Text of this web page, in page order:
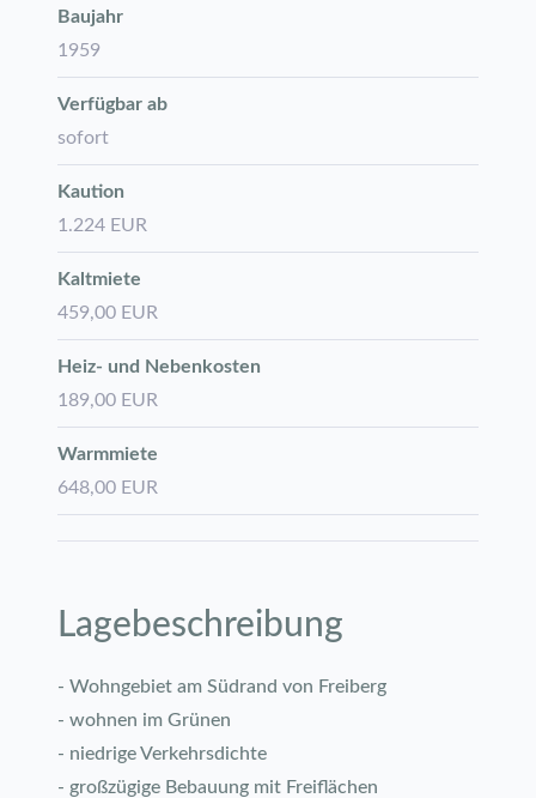
Baujahr
1959
Verfügbar ab
sofort
Kaution
1.224 EUR
Kaltmiete
459,00 EUR
Heiz- und Nebenkosten
189,00 EUR
Warmmiete
648,00 EUR
Lagebeschreibung
- Wohngebiet am Südrand von Freiberg
- wohnen im Grünen
- niedrige Verkehrsdichte
- großzügige Bebauung mit Freiflächen